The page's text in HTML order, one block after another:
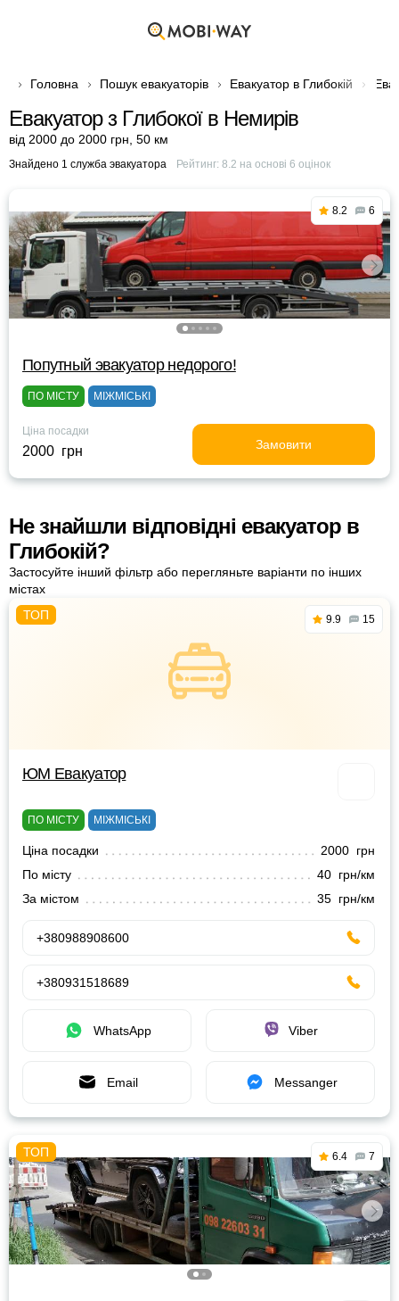
Головна Пошук евакуаторів Евакуатор в Глибокій
Евакуатор з Глибокої в Немирів
від 2000 до 2000 грн 50 км
Знайдено 1 служба эвакуатора Рейтинг: 8.2 на основі 6 оцінок
8.2 6
Попутный эвакуатор недорого!
ПО МІСТУ МІЖМІСЬКІ
Ціна посадки
2000 грн Замовити
Не знайшли відповідні евакуатор в
Глибокій?
Застосуйте інший фільтр або перегляньте варіанти по інших
містах
9.9 15
ЮМ Евакуатор
ПО МІСТУ МІЖМІСЬКІ
Ціна посадки
2000 грн
По місту
40 грн/км
За містом
35 грн/км
+380988908600
+380931518689
WhatsApp Viber
Email Messanger
6.4 7